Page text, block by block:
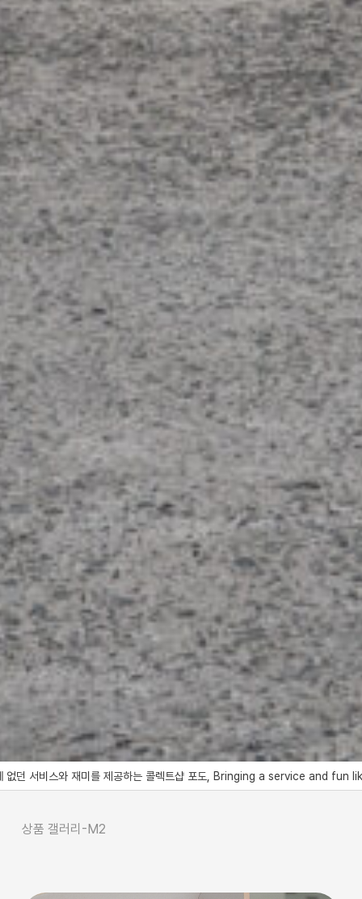
제공하는 콜렉트샵 포도, Bringing a service and fun like no other to the
상품 갤러리-M2